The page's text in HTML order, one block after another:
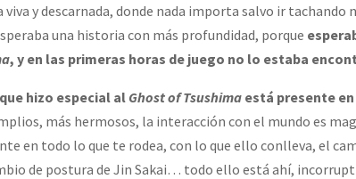
viva y descarnada, donde nada importa salvo ir
una historia con más profundidad, porque
, y en las primeras horas de juego no lo estaba
hizo especial al Ghost of Tsushimaestá presente
más hermosos, la interacción con el mundo es
en todo lo que te rodea, con lo que ello conlleva, el
de postura de Jin Sakai… todo ello está ahí,